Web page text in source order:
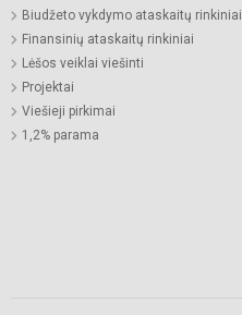
Biudžeto vykdymo ataskaitų rinkiniai
Finansinių ataskaitų rinkiniai
Lėšos veiklai viešinti
Projektai
Viešieji pirkimai
1,2% parama